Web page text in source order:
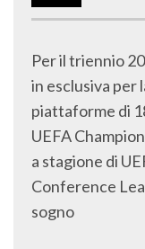
Per il triennio
in esclusiva per
piattaforme di
UEFA
a stagione di
Conference
sogno